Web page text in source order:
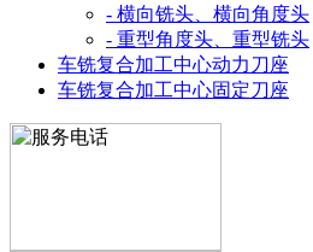
- 横向铣头、横向角度头
- 重型角度头、重型铣头
车铣复合加工中心动力刀座
车铣复合加工中心固定刀座